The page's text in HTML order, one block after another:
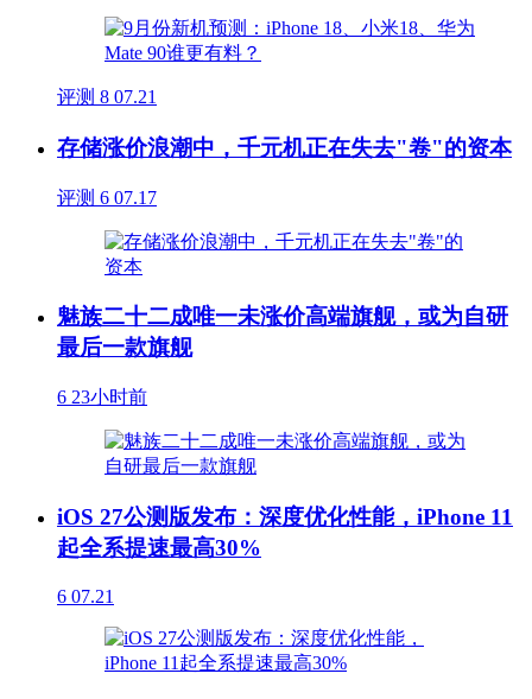
评测 8 07.21
存储涨价浪潮中，千元机正在失去"卷"的资本
评测 6 07.17
魅族二十二成唯一未涨价高端旗舰，或为自研
最后一款旗舰
6 23小时前
iOS 27公测版发布：深度优化性能，iPhone 11
起全系提速最高30%
6 07.21